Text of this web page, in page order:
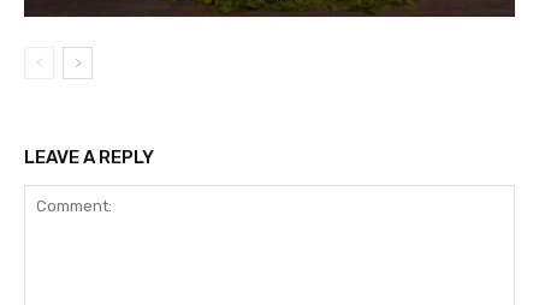
LEAVE A REPLY